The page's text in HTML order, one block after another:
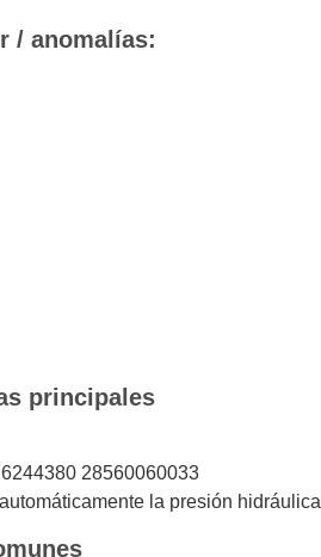
/ anomalías:
principales
28560060033
la presión